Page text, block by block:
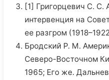
[1] Григорцевич С. С.
интервенция на
ее разгром
Бродский Р. М.
Северо-Восточном
1965; Его же.